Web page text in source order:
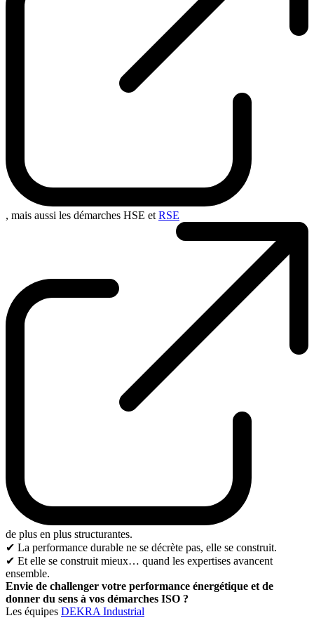
, mais aussi les démarches HSE et RSE
de plus en plus structurantes.
✔ La performance durable ne se décrète pas, elle se construit.
✔ Et elle se construit mieux… quand les expertises avancent
ensemble.
Envie de challenger votre performance énergétique et de
donner du sens à vos démarches ISO ?
Les équipes DEKRA Industrial